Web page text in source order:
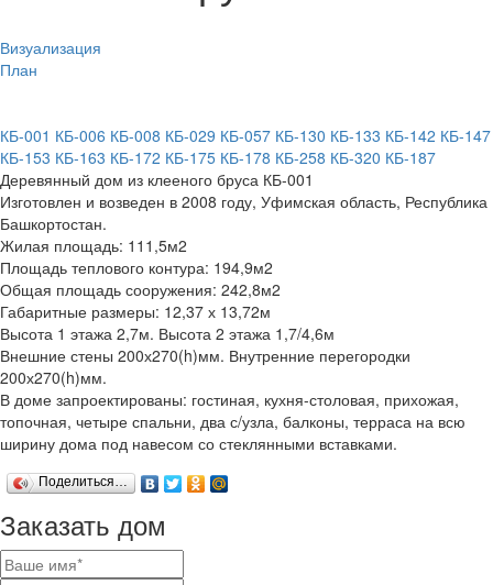
Визуализация
План
КБ-001 КБ-006 КБ-008 КБ-029 КБ-057 КБ-130 КБ-133 КБ-142 КБ-147
КБ-153 КБ-163 КБ-172 КБ-175 КБ-178 КБ-258 КБ-320 КБ-187
Деревянный дом из клееного бруса КБ-001
Изготовлен и возведен в 2008 году, Уфимская область, Республика
Башкортостан.
Жилая площадь: 111,5м2
Площадь теплового контура: 194,9м2
Общая площадь сооружения: 242,8м2
Габаритные размеры: 12,37 х 13,72м
Высота 1 этажа 2,7м. Высота 2 этажа 1,7/4,6м
Внешние стены 200х270(h)мм. Внутренние перегородки
200х270(h)мм.
В доме запроектированы: гостиная, кухня-столовая, прихожая,
топочная, четыре спальни, два с/узла, балконы, терраса на всю
ширину дома под навесом со стеклянными вставками.
Поделиться…
Заказать дом